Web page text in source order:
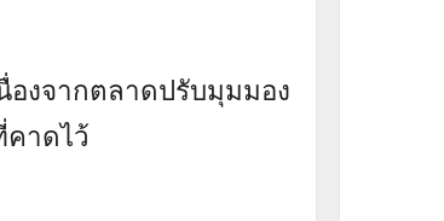
งจากตลาดปรับมุมมอง
คาดไว้